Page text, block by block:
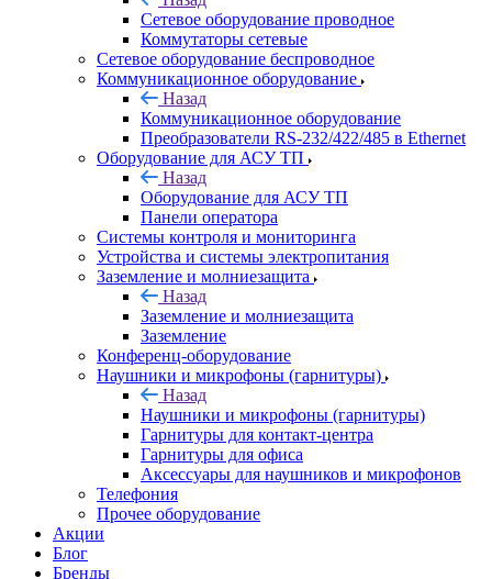
Сетевое оборудование проводное
Коммутаторы сетевые
Сетевое оборудование беспроводное
Коммуникационное оборудование
Назад
Коммуникационное оборудование
Преобразователи RS-232/422/485 в Ethernet
Оборудование для АСУ ТП
Назад
Оборудование для АСУ ТП
Панели оператора
Системы контроля и мониторинга
Устройства и системы электропитания
Заземление и молниезащита
Назад
Заземление и молниезащита
Заземление
Конференц-оборудование
Наушники и микрофоны (гарнитуры)
Назад
Наушники и микрофоны (гарнитуры)
Гарнитуры для контакт-центра
Гарнитуры для офиса
Аксессуары для наушников и микрофонов
Телефония
Прочее оборудование
Акции
Блог
Бренды